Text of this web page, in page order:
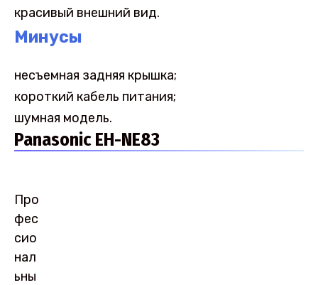
красивый внешний вид.
Минусы
несъемная задняя крышка;
короткий кабель питания;
шумная модель.
Panasonic EH-NE83
Про
фес
сио
нал
ьны